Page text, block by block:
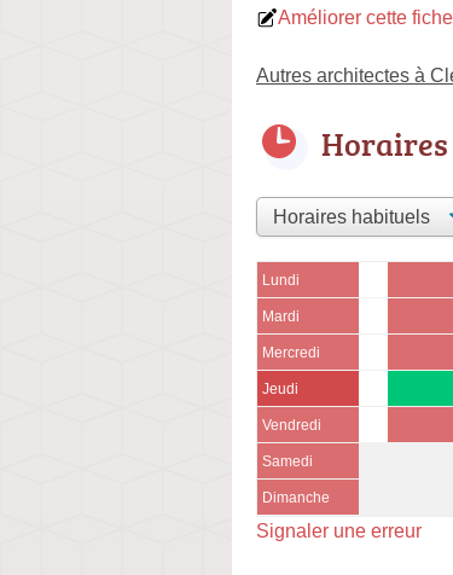
Améliorer cette fiche
Autres architectes à
Horaires
Lundi
Mardi
Mercredi
Jeudi
Vendredi
Samedi
Dimanche
Signaler une erreur